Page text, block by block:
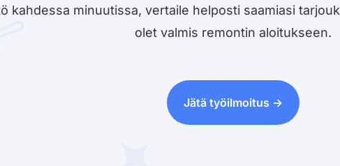
kahdessa minuutissa, vertaile helposti saamiasi
olet valmis remontin aloitukseen.
Jätä työilmoitus ->